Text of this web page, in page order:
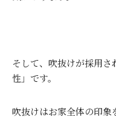
そして、吹抜けが採用
性」です。
吹抜けはお家全体の印象